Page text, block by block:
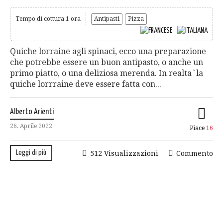
Tempo di cottura 1 ora Antipasti Pizza
Quiche lorraine agli spinaci, ecco una preparazione
che potrebbe essere un buon antipasto, o anche un
primo piatto, o una deliziosa merenda. In realta`la
quiche lorrraine deve essere fatta con...
Alberto Arienti
26. Aprile 2022 Piace 16
Leggi di più Commento
512 Visualizzazioni